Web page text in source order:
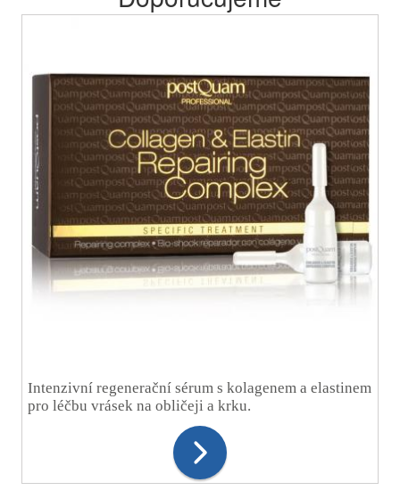
Intenzivní regenerační sérum s kolagenem a elastinem
pro léčbu vrásek na obličeji a krku.